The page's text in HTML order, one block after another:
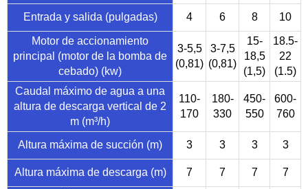
Entrada y salida (pulgadas)
4 6 8 10
Motor de accionamiento
principal (motor de la bomba de
cebado) (kw)
3-5,5
(0,81)
3-7,5
(0,81)
15-
18,5
(1,5)
18.5-
22
(1.5)
Caudal máximo de agua a una
altura de descarga vertical de 2
m (m³/h)
110-
170
180-
330
450-
550
600-
760
Altura máxima de succión (m) 3 3 3 3
Altura máxima de descarga (m) 7 7 7 7